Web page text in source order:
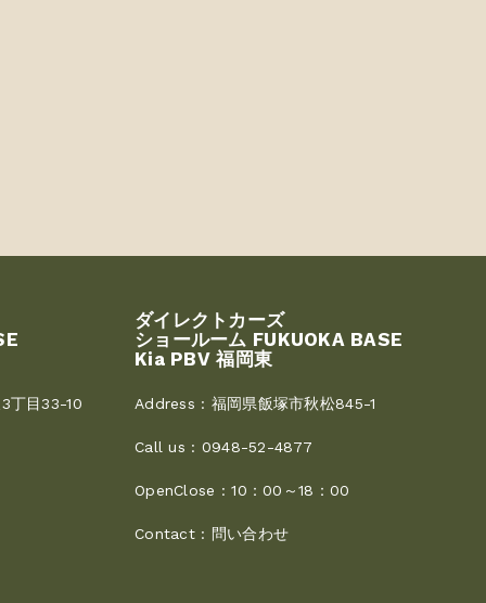
丁目33-10
ダイレクトカーズ
ショールーム FUKUOKA BASE
Kia PBV 福岡東
Address : 福岡県飯塚市秋松845-1
Call us : 0948-52-4877
OpenClose :10：00～18：00
Contact : 問い合わせ